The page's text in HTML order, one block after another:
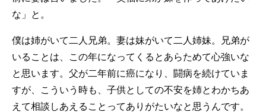
な」と。
僕は姉がいて二人兄弟。妻は妹がいて二人姉妹。兄弟が
いることは、この年になってくるとあらためて心強いな
と思います。父が二年前に癌になり、闘病を続けていま
すが、こういう時も、子供としての不安を姉とわかちあ
えて相談しあえることってありがたいなと思うんです。